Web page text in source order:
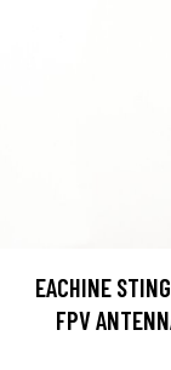
EACHINE
FPV